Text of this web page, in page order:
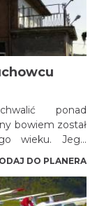
Częstochową –
długo służyło
ponad
bowiem został
wieku. Jego
– szybowcowy
pilot balonowy,
modelarstwie
Aeroklub
DO PLANERA